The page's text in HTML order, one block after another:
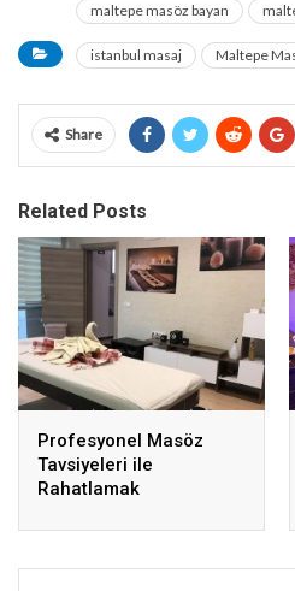
maltepe masöz bayan
istanbul masaj Maltepe
Share
Related Posts
Profesyonel Masöz
Tavsiyeleri ile
Rahatlamak